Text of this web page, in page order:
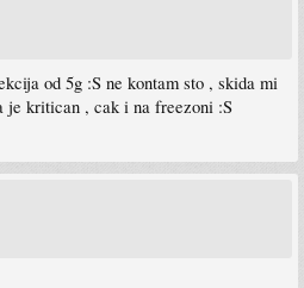
od 5g :S ne kontam sto , skida mi
je kritican , cak i na freezoni :S